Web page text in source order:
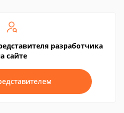
разработчика
сайте